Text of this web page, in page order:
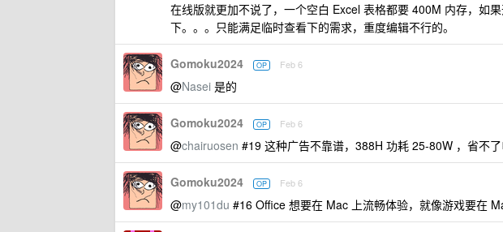
在线版就更加不说了，一个空白 Excel 表格都要 400M 内存，如
下。。。只能满足临时查看下的需求，重度编辑不行的。
Gomoku2024 OP Feb 6
@Nasei 是的
Gomoku2024 OP Feb 6
@chairuosen #19 这种广告不靠谱，388H 功耗 25-80W ，省不
Gomoku2024 OP Feb 6
@my101du #16 Office 想要在 Mac 上流畅体验，就像游戏要在